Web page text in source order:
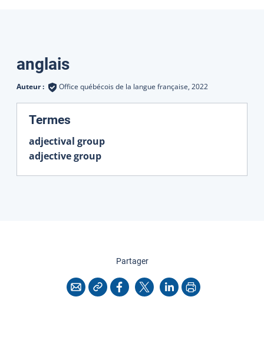
Traductions
anglais
Auteur : Office québécois de la langue française, 2022
Termes
adjectival group
adjective group
Partagercette page
CourrielCopier l'adresse
Facebook
X LinkedInImprimer